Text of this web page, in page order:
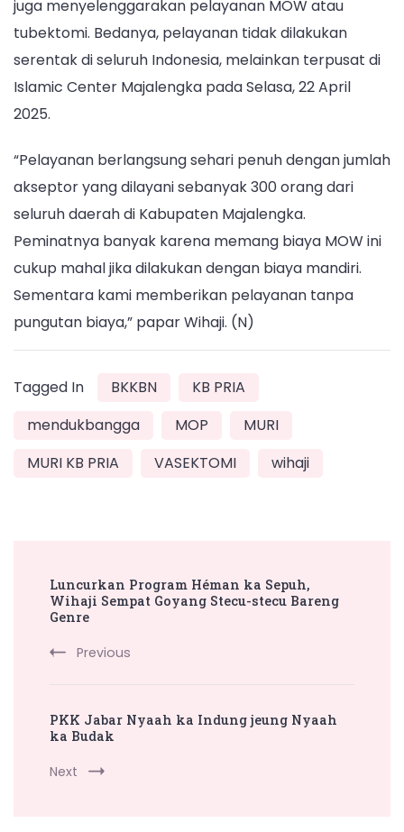
juga menyelenggarakan pelayanan MOW atau
tubektomi. Bedanya, pelayanan tidak dilakukan
serentak di seluruh Indonesia, melainkan terpusat di
Islamic Center Majalengka pada Selasa, 22 April
2025.
“Pelayanan berlangsung sehari penuh dengan jumlah
akseptor yang dilayani sebanyak 300 orang dari
seluruh daerah di Kabupaten Majalengka.
Peminatnya banyak karena memang biaya MOW ini
cukup mahal jika dilakukan dengan biaya mandiri.
Sementara kami memberikan pelayanan tanpa
pungutan biaya,” papar Wihaji. (N)
Tagged In BKKBN
KB PRIA
mendukbangga
MOP
MURI
MURI KB PRIA
VASEKTOMI wihaji
Navigation
Luncurkan Program Héman ka Sepuh,
Wihaji Sempat Goyang Stecu-stecu Bareng
Genre
Previous
PKK Jabar Nyaah ka Indung jeung Nyaah
ka Budak
Next